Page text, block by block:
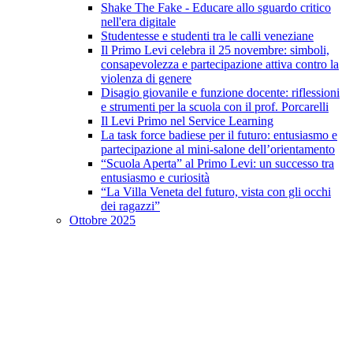
Shake The Fake - Educare allo sguardo critico
nell'era digitale
Studentesse e studenti tra le calli veneziane
Il Primo Levi celebra il 25 novembre: simboli,
consapevolezza e partecipazione attiva contro la
violenza di genere
Disagio giovanile e funzione docente: riflessioni
e strumenti per la scuola con il prof. Porcarelli
Il Levi Primo nel Service Learning
La task force badiese per il futuro: entusiasmo e
partecipazione al mini-salone dell’orientamento
“Scuola Aperta” al Primo Levi: un successo tra
entusiasmo e curiosità
“La Villa Veneta del futuro, vista con gli occhi
dei ragazzi”
Ottobre 2025